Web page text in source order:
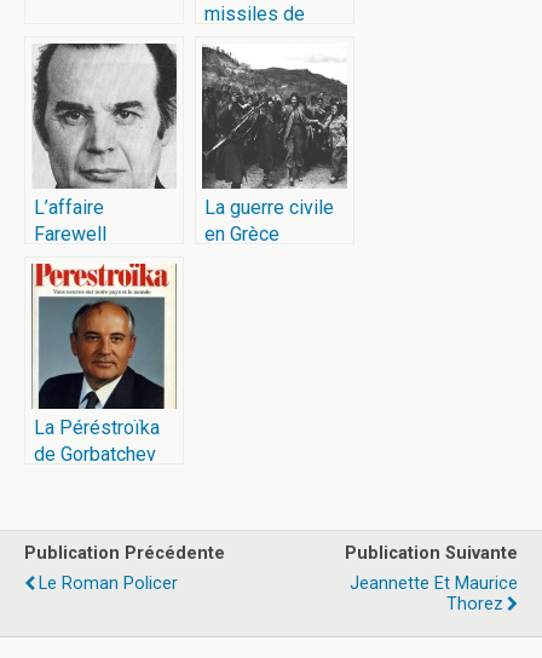
missiles de
L’affaire
Farewell
La guerre civile
en Grèce
La Péréstroïka
de Gorbatchev
Publication Précédente
Le Roman Policer
Publication Suivante
Jeannette Et Maurice
Thorez